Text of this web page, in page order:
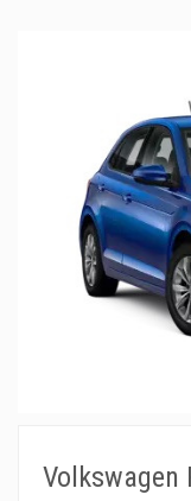
Volkswagen